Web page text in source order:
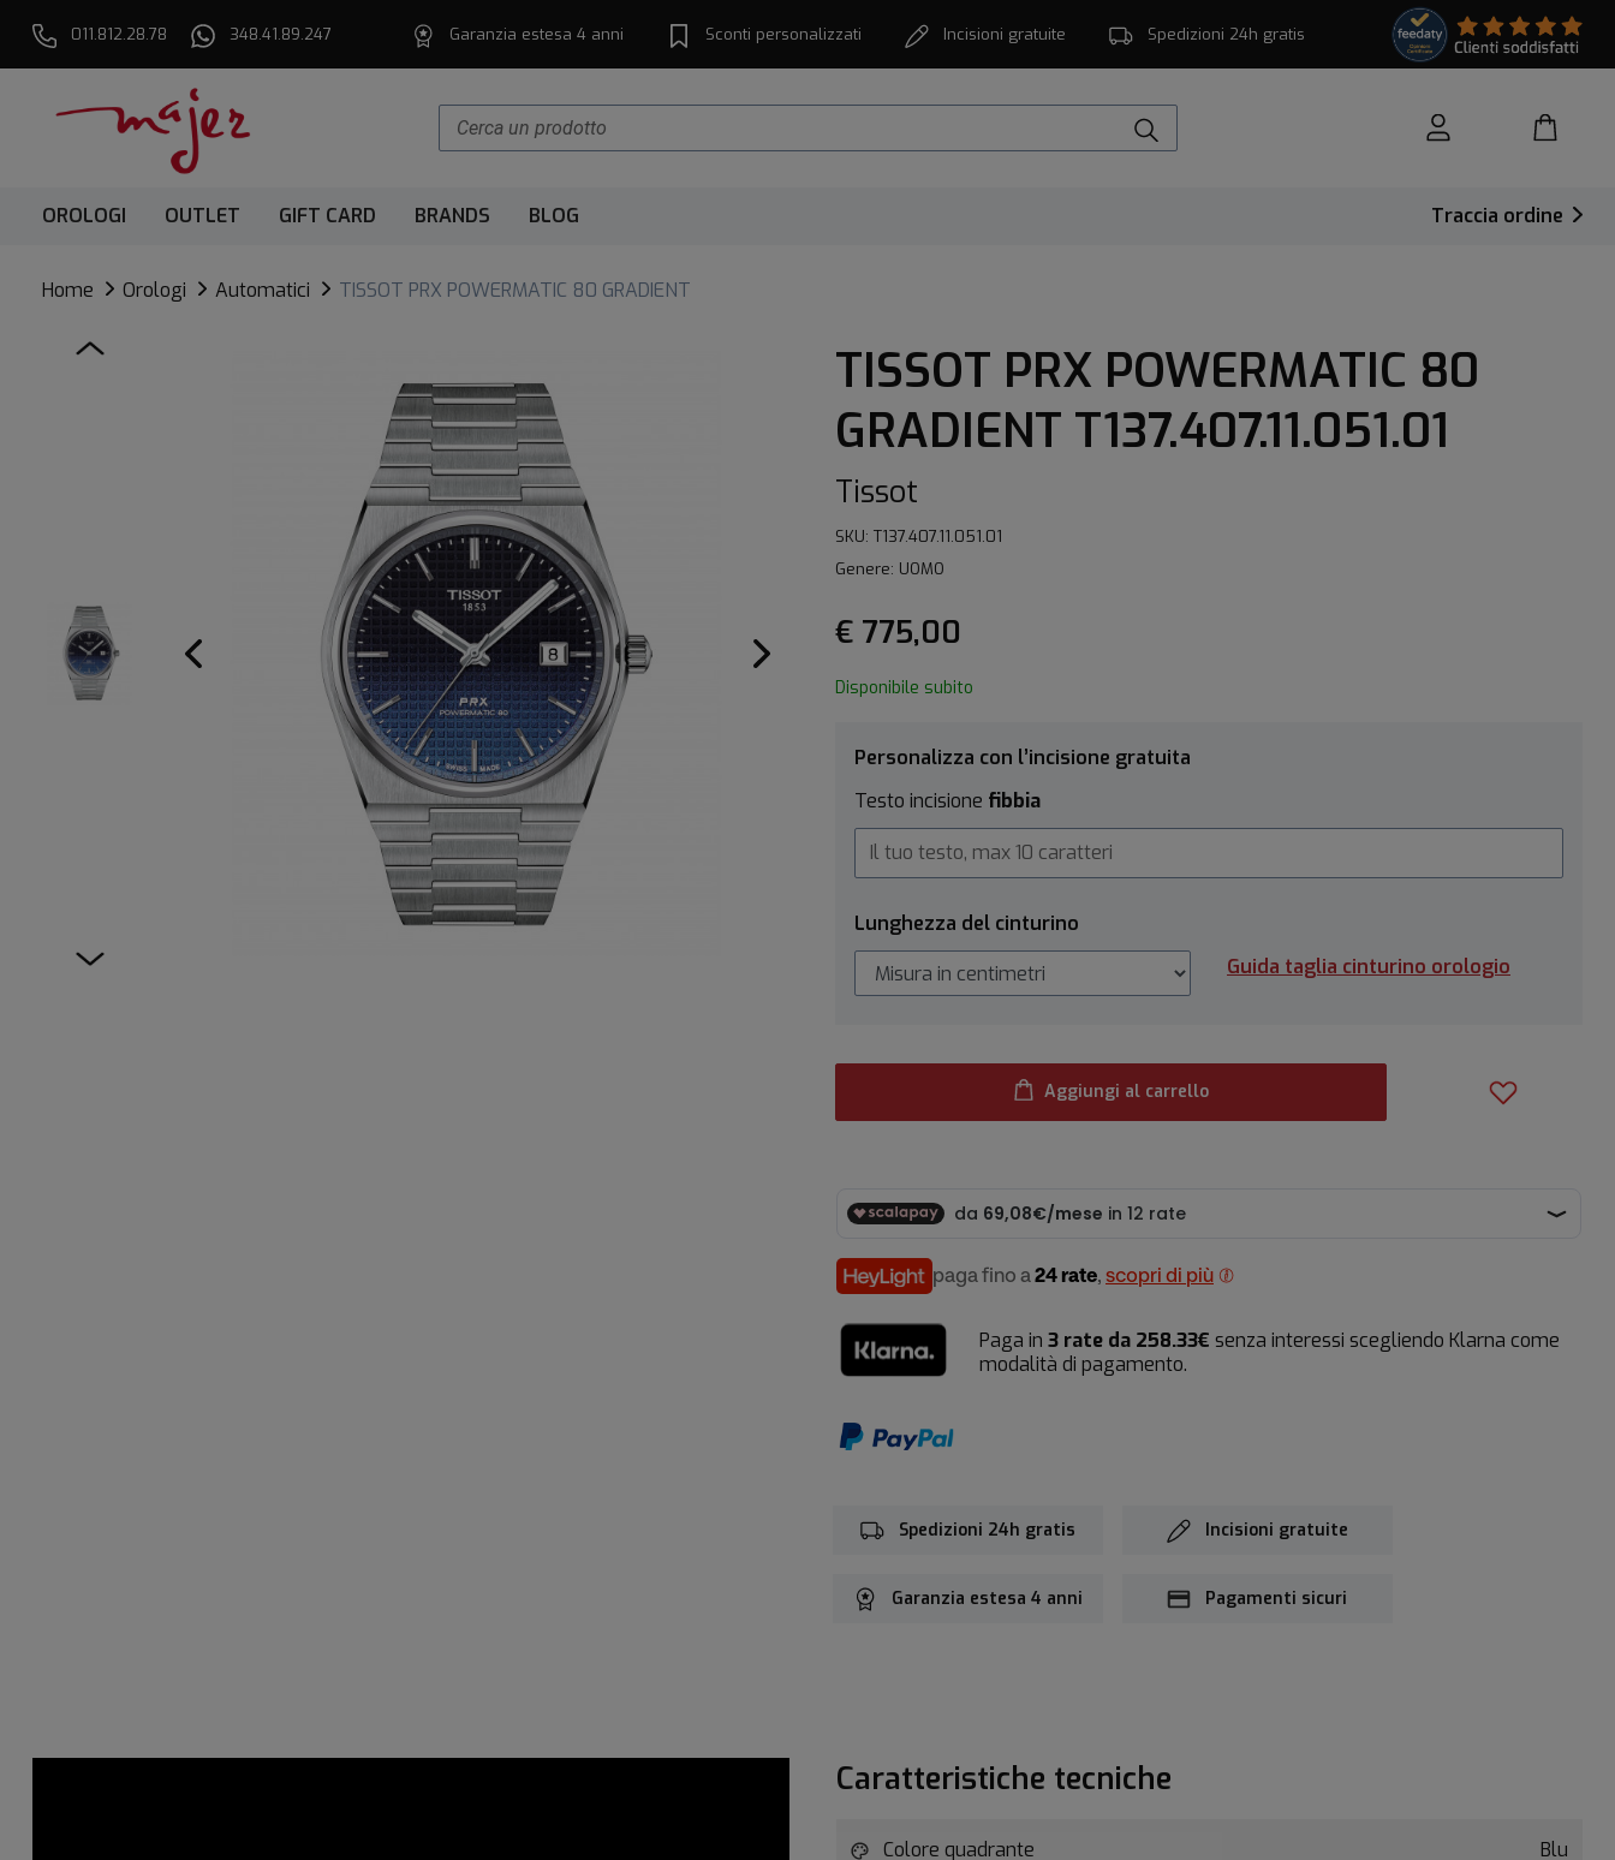
011.812.28.78 348.41.89.247 Garanzia estesa 4 anni Sconti personalizzati Incisioni gratuite Spedizioni 24h gratis
OROLOGI OUTLET GIFT CARD BRANDS BLOG Traccia ordine
Home Orologi Automatici TISSOT PRX POWERMATIC 80 GRADIENT
TISSOT PRX POWERMATIC 80
GRADIENT T137.407.11.051.01
Tissot
SKU: T137.407.11.051.01
Genere: UOMO
€ 775,00
Disponibile subito
Personalizza con l’incisione gratuita
Testo incisione fibbia
Lunghezza del cinturino
Guida taglia cinturino orologio
Aggiungi al carrello
paga fino a24 rate, scopri di più
Paga in 3 rate da 258.33€ senza interessi scegliendo Klarna come
modalità di pagamento.
Spedizioni 24h gratis Incisioni gratuite
Garanzia estesa 4 anni Pagamenti sicuri
Caratteristiche tecniche
Colore quadrante Blu